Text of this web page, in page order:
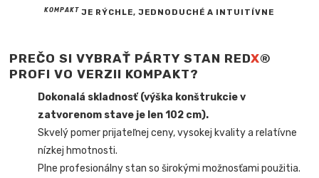
KOMPAKT JE RÝCHLE, JEDNODUCHÉ A INTUITÍVNE
PREČO SI VYBRAŤ PÁRTY STAN REDX®
PROFI VO VERZII KOMPAKT?
Dokonalá skladnosť (výška konštrukcie v
zatvorenom stave je len 102 cm).
Skvelý pomer prijateľnej ceny, vysokej kvality a relatívne
nízkej hmotnosti.
Plne profesionálny stan so širokými možnosťami použitia.